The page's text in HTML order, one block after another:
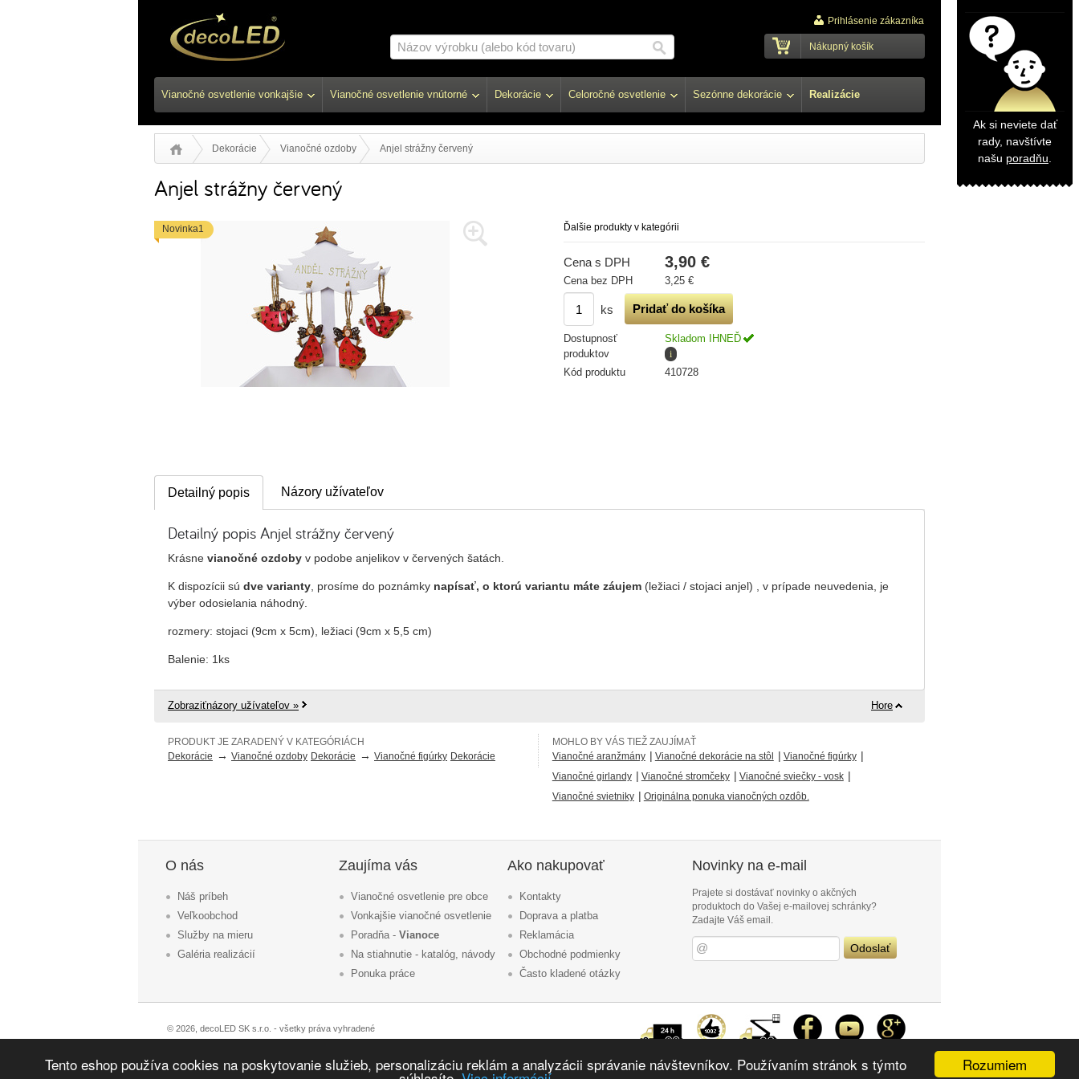
Rozumiem
Tento eshop používa cookies na poskytovanie služieb, personalizáciu reklám a analyzácii správanie návštevníkov. Používaním stránok s týmto
Vianočné osvetlenie vonkajšie Vianočné osvetlenie vnútorné Dekorácie Celoročné osvetlenie Sezónne dekorácie Realizácie
Prihlásenie zákazníka
Nákupný košík
Ak si neviete dať
rady, navštívte
našu poradňu
Dekorácie Vianočné ozdoby Anjel strážny červený
Anjel strážny červený
Novinka1 Ďalšie produkty v kategórii
Cena s DPH 3,90 €
Cena bez DPH 3,25 €
ks
Dostupnosť
produktov
Skladom IHNEĎ
i
Kód produktu 410728
Detailný popis Názory užívateľov
Detailný popis Anjel strážny červený
Krásne vianočné ozdoby v podobe anjelikov v červených šatách.
K dispozícii sú dve varianty , prosíme do poznámky napísať, o ktorú variantu máte záujem (ležiaci / stojaci anjel) , v prípade neuvedenia, je
výber odosielania náhodný.
rozmery: stojaci (9cm x 5cm), ležiaci (9cm x 5,5 cm)
Balenie: 1ks
Hore
Zobraziťnázory užívateľov »
PRODUKT JE ZARADENÝ V KATEGÓRIÁCH
Dekorácie → Vianočné ozdoby Dekorácie → Vianočné figúrky Dekorácie
MOHLO BY VÁS TIEŽ ZAUJÍMAŤ
Vianočné aranžmány | Vianočné dekorácie na stôl | Vianočné figúrky |
Vianočné girlandy | Vianočné stromčeky | Vianočné sviečky - vosk |
Vianočné svietniky | Originálna ponuka vianočných ozdôb.
O nás
Náš príbeh
Veľkoobchod
Služby na mieru
Galéria realizácií
Zaujíma vás
Vianočné osvetlenie pre obce
Vonkajšie vianočné osvetlenie
Poradňa - Vianoce
Na stiahnutie - katalóg, návody
Ponuka práce
Ako nakupovať
Kontakty
Doprava a platba
Reklamácia
Obchodné podmienky
Často kladené otázky
Novinky na e-mail
Prajete si dostávať novinky o akčných
produktoch do Vašej e-mailovej schránky?
Zadajte Váš email.
© 2026, decoLED SK s.r.o. - všetky práva vyhradené